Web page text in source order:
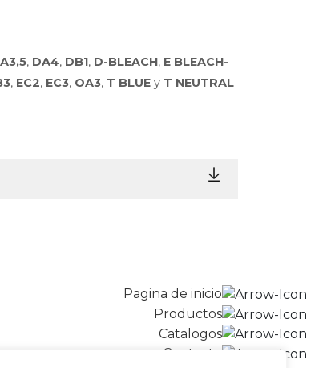
, DA4, DB1, D-BLEACH, E BLEACH-
, EC2, EC3, OA3, T BLUE y T NEUTRAL
Pagina de inicio
Productos
Catalogos
Contacto